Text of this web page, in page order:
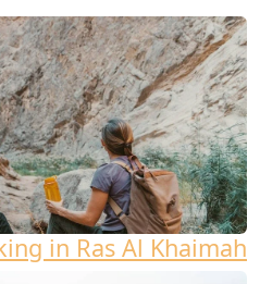
in Ras Al Khaimah